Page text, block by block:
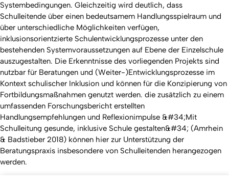
Systembedingungen. Gleichzeitig wird deutlich, dass
Schulleitende über einen bedeutsamem Handlungsspielraum und
über unterschiedliche Möglichkeiten verfügen,
inklusionsorientzierte Schulentwicklungsprozesse unter den
bestehenden Systemvoraussetzungen auf Ebene der Einzelschule
auszugestalten. Die Erkenntnisse des vorliegenden Projekts sind
nutzbar für Beratungen und (Weiter-)Entwicklungsprozesse im
Kontext schulischer Inklusion und können für die Konzipierung von
Fortbildungsmaßnahmen genutzt werden. die zusätzlich zu einem
umfassenden Forschungsbericht erstellten
Handlungsempfehlungen und Reflexionimpulse &#34;Mit
Schulleitung gesunde, inklusive Schule gestalten&#34; (Amrhein
& Badstieber 2018) können hier zur Unterstützung der
Beratungspraxis insbesondere von Schulleitenden herangezogen
werden.